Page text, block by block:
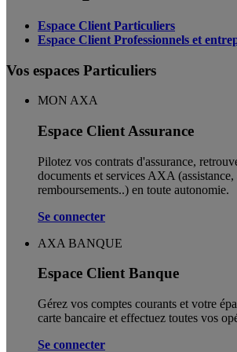
Espace Client Particuliers
Espace Client Professionnels et
Vos espaces Particuliers
MON AXA
Espace Client Assurance
Pilotez vos contrats d'assurance,
documents et services AXA (assistance,
remboursements..) en toute autonomie. ​
Se connecter
AXA BANQUE
Espace Client Banque
Gérez vos comptes courants et votre
carte bancaire et effectuez toutes vos
Se connecter